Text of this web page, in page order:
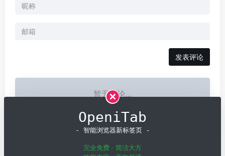
发表评论
暂无评论...
OpeniTab
- 智能浏览器新标签页 -
完全免费 · 简洁大方